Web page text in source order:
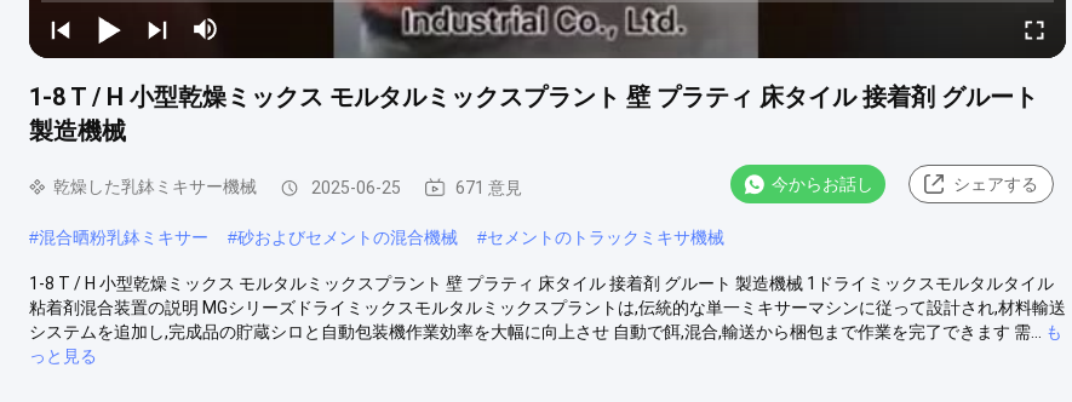
1-8 T / H 小型乾燥ミックス モルタルミックスプラント 壁 プラティ 床タイル 接着剤 グルート
製造機械
乾燥した乳鉢ミキサー機械 2025-06-25 671 意見 今からお話し シェアする
#混合晒粉乳鉢ミキサー #砂およびセメントの混合機械 #セメントのトラックミキサ機械
1-8 T / H 小型乾燥ミックス モルタルミックスプラント 壁 プラティ 床タイル 接着剤 グルート 製造機械 1ドライミックスモルタルタイル
粘着剤混合装置の説明 MGシリーズドライミックスモルタルミックスプラントは,伝統的な単一ミキサーマシンに従って設計され,材料輸送
システムを追加し,完成品の貯蔵シロと自動包装機作業効率を大幅に向上させ 自動で餌,混合,輸送から梱包まで作業を完了できます 需...
も
っと見る